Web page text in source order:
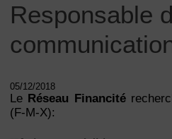
Responsable
05/12/2018
Le Réseau Financité
(F-M-X):